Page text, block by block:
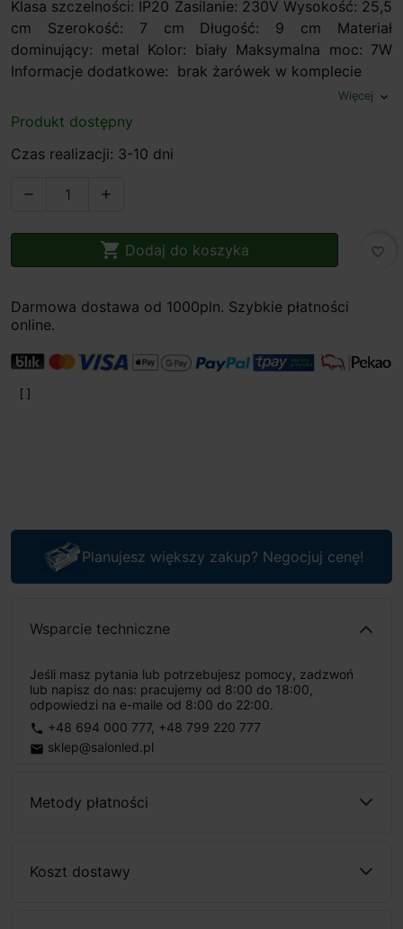
Klasa szczelności: IP20 Zasilanie: 230V Wysokość: 25,5
cm Szerokość: 7 cm Długość: 9 cm Materiał
dominujący: metal Kolor: biały Maksymalna moc: 7W
Informacje dodatkowe: brak żarówek w komplecie
Więcej expand_more
Produkt dostępny
Czas realizacji: 3-10 dni
 
 Dodaj do koszyka favorite_border
Darmowa dostawa od 1000pln. Szybkie płatności
online.
Planujesz większy zakup? Negocjuj cenę!
Wsparcie techniczne
Jeśli masz pytania lub potrzebujesz pomocy, zadzwoń
lub napisz do nas: pracujemy od 8:00 do 18:00,
odpowiedzi na e-maile od 8:00 do 22:00.
phone +48 694 000 777, +48 799 220 777
email sklep@salonled.pl
Metody płatności
Koszt dostawy